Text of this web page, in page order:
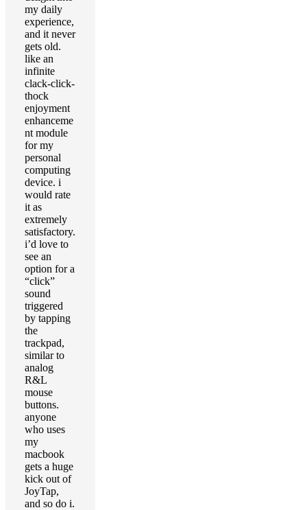
my daily
experience,
and it never
gets old.
like an
infinite
clack-click-
thock
enjoyment
enhanceme
nt module
for my
personal
computing
device. i
would rate
it as
extremely
satisfactory.
i’d love to
see an
option for a
“click”
sound
triggered
by tapping
the
trackpad,
similar to
analog
R&L
mouse
buttons.
anyone
who uses
my
macbook
gets a huge
kick out of
JoyTap,
and so do i.